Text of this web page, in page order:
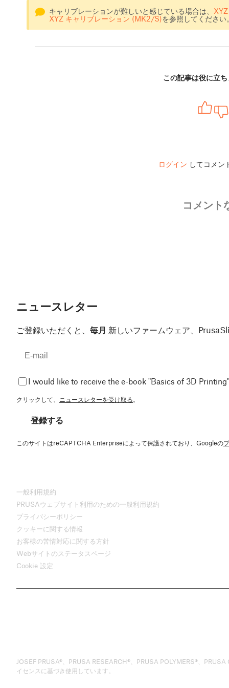
キャリブレーションが難しいと感じている場合は、
XYZ キャリブレーション (MK2/S)を参照してください
この記事は役に立
ログイン してコメン
コメント
ニュースレター
ご登録いただくと、 毎月 新しいファームウェア、
I would like to receive the e-book "Basics of 3D
クリックして、 ニュースレターを受け取る。
登録する
このサイトはreCAPTCHA Enterpriseによって保護されており、Googleの
一般利用規約
PRUSAウェブサイト利用のための一般利用規約
プライバシーポリシー
クッキーに関する情報
お客様の苦情対応に関する方針
Webサイトのステータスページ
Cookie 設定
JOSEF PRUSA®、PRUSA RESEARCH®、PRUSA POLYMERS®、
イセンスに基づき使用しています。